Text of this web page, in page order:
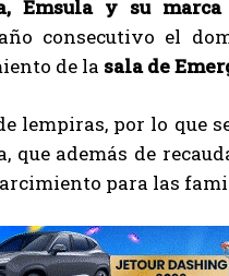
Emsula y su marca
consecutivo el
de la sala de
lempiras, por lo
que además de
para las